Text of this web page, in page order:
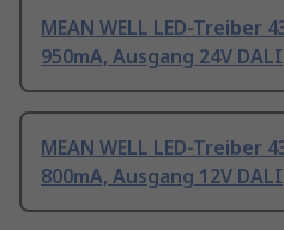
MEAN WELL LED-Treiber
950mA, Ausgang 24V DALI
MEAN WELL LED-Treiber
800mA, Ausgang 12V DALI